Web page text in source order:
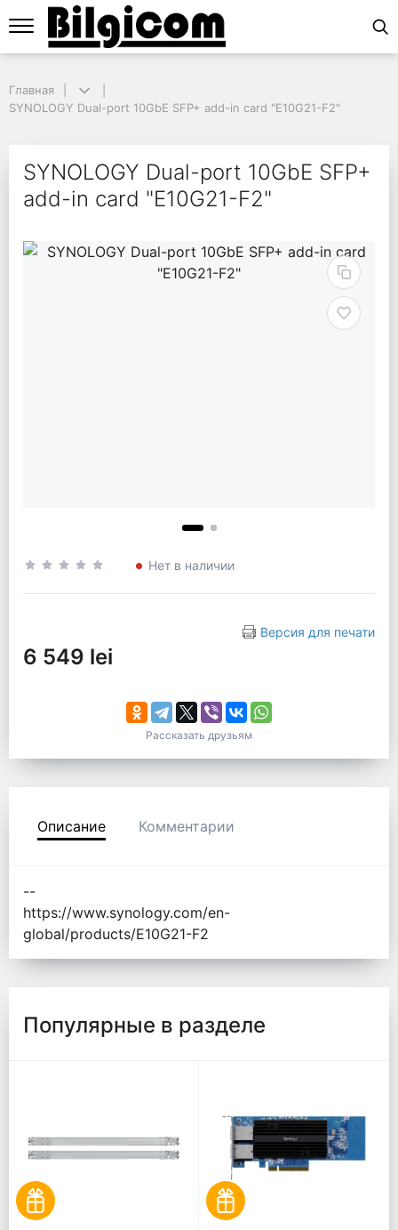
SYNOLOGY Dual-port 10GbE SFP+ add-in card "E10G21-F2"
SYNOLOGY Dual-port
Главная
SYNOLOGY Dual-port 10GbE SFP+ add-in card "E10G21-F2"
SYNOLOGY Dual-port 10GbE SFP+
add-in card "E10G21-F2"
Нет в наличии
Версия для печати
6 549 lei
Рассказать друзьям
Описание Комментарии
--
https://www.synology.com/en-
global/products/E10G21-F2
Популярные в разделе